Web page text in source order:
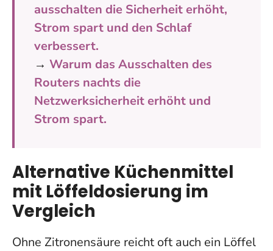
ausschalten die Sicherheit erhöht,
Strom spart und den Schlaf
verbessert.
→ Warum das Ausschalten des
Routers nachts die
Netzwerksicherheit erhöht und
Strom spart.
Alternative Küchenmittel
mit Löffeldosierung im
Vergleich
Ohne Zitronensäure reicht oft auch ein Löffel